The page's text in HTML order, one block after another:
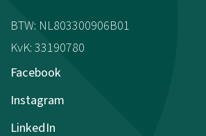
BTW: NL803300906B01
KvK: 33190780
Facebook
Instagram
LinkedIn